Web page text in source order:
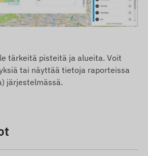
tärkeitä pisteitä ja alueita. Voit
tai näyttää tietoja raporteissa
järjestelmässä.